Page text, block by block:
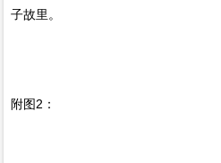
子故里。
附图2：